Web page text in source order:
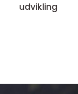
udvikling